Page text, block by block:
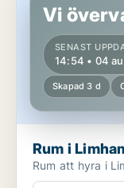
Vi
SENAST
14:54 • 04
Skapad 3 d
Rum i
Rum att hyra i